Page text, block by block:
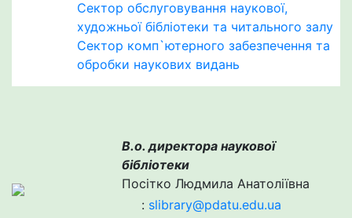
Cектор обслуговування наукової,
художньої бібліотеки та читального залу
Cектор комп`ютерного забезпечення та
обробки наукових видань
В.о. директора наукової
бібліотеки
Посітко Людмила Анатоліївна
: slibrary@pdatu.edu.ua